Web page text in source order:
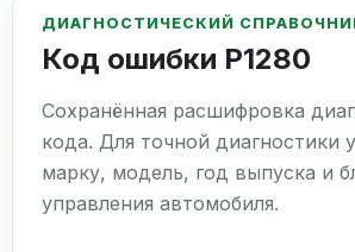
ДИАГНОСТИЧЕСКИЙ
Код ошибки P1280
Сохранённая расшифровка
кода. Для точной диагностики
марку, модель, год выпуска и
управления автомобиля.